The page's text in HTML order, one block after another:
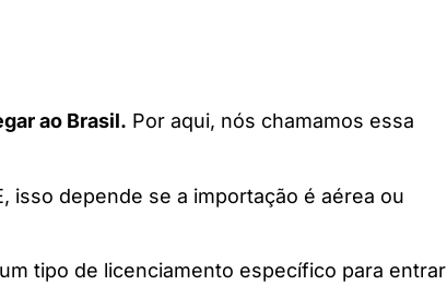
ao Brasil. Por aqui, nós chamamos essa
isso depende se a importação é aérea ou
tipo de licenciamento específico para entrar